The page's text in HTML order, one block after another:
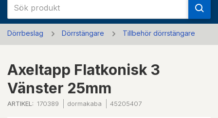
Dörrbeslag Dörrstängare Tillbehör dörrstängare
Axeltapp Flatkonisk 3
Vänster 25mm
ARTIKEL: 170389 dormakaba 45205407